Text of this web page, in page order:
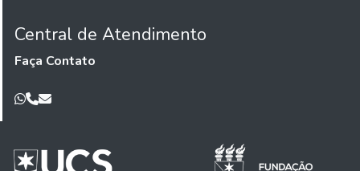
Central de Atendimento
Faça Contato